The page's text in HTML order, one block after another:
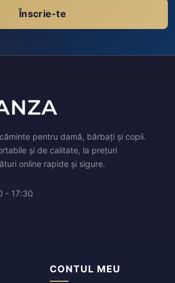
Înscrie-te
pentru damă, bărbați și copii.
și de calitate, la prețuri
online rapide și sigure.
- 17:30
CONTUL MEU